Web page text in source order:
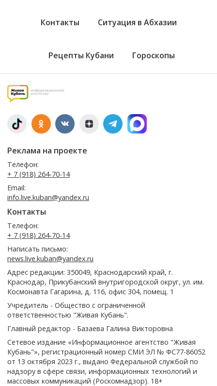
Контакты Ситуация в Абхазии
Рецепты Кубани Гороскопы
Реклама на проекте
Телефон:
+ 7 (918) 264-70-14
Email:
info.live.kuban@yandex.ru
Контакты
Телефон:
+ 7 (918) 264-70-14
Написать письмо:
news.live.kuban@yandex.ru
Адрес редакции: 350049, Краснодарский край, г.
Краснодар, Прикубанский внутригородской округ, ул. им.
Космонавта Гагарина, д. 116, офис 304, помещ. 1
Учредитель - Общество с ограниченной
ответственностью "Живая Кубань".
Главный редактор - Базаева Галина Викторовна
Сетевое издание «Информационное агентство "Живая
Кубань"», регистрационный номер СМИ ЭЛ № ФС77-86052
от 13 октября 2023 г., выдано Федеральной службой по
надзору в сфере связи, информационных технологий и
массовых коммуникаций (Роскомнадзор). 18+